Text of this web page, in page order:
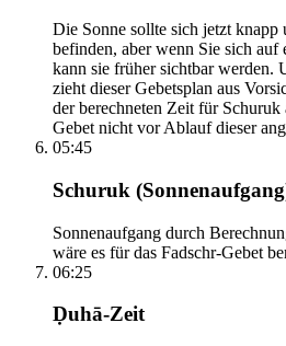
Die Sonne sollte sich jetzt knapp
befinden, aber wenn Sie sich
kann sie früher sichtbar werden.
zieht dieser Gebetsplan aus
der berechneten Zeit für
Gebet nicht vor Ablauf dieser
05:45
Schuruk
Sonnenaufgang durch
wäre es für das Fadschr-Gebet
06:25
Ḍuhā-Zeit